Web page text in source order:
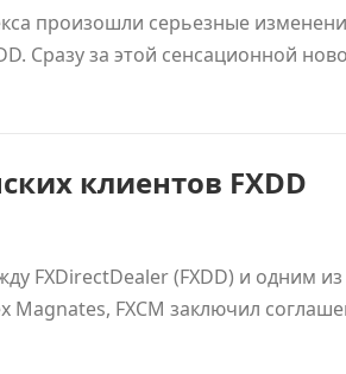
произошли серьезные
Сразу за этой сенсационной
клиентов FXDD
FXDirectDealer (FXDD) и одним из
Magnates, FXCM заключил